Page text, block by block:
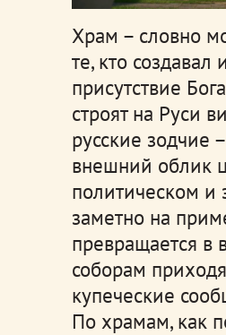
Храм – словно
те, кто создавал
присутствие
строят на Руси
русские зодчие
внешний облик
политическом и
заметно на
превращается в
соборам
купеческие
По храмам, как